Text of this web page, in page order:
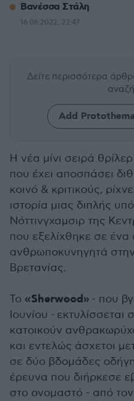
Βανέσσα Στάλη
16.06.2022, 22:47
Δείτε περισσότερα
Add
Η νέα μίνι σειρά θρίλερ
που έχει αποσπάσει
κοινό & κριτικούς,
ιστορία μιας διπλής
Νόττινγχαμσιρ της
που εξελίχθηκε σε
ανθρωποκυνηγητά
Βρετανίας.
Το «Sherwood» - που
Ιουνίου -
κατοικούν
και εντελώς άσχετοι
σε δύο βδομάδες
έρευνα που διήρκεσε
στο ονομαστό - από